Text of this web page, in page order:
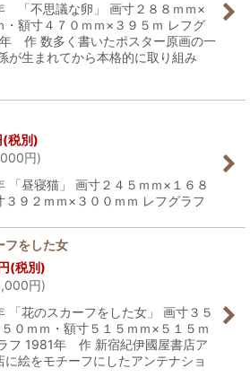
「不思議な卵」 画寸２８８ｍｍ×
・額寸４７０ｍｍ×３９５ｍ レフグ
作 数多く書いたポスター原画の一
が生まれてから本格的に取り組み
(税別)
円)
「昼寝猫」 画寸２４５ｍｍ×１６８
３９２ｍｍ×３００ｍｍ レフグラフ
フをした女
(税別)
円)
「花のスカーフをした女」 画寸３５
０ｍｍ・額寸５１５ｍｍ×５１５ｍ
フ 1981年 作 新宿紀伊國屋書店ア
に絵をモチーフにしたアンテナショ